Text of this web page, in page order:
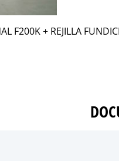
F200K + REJILLA